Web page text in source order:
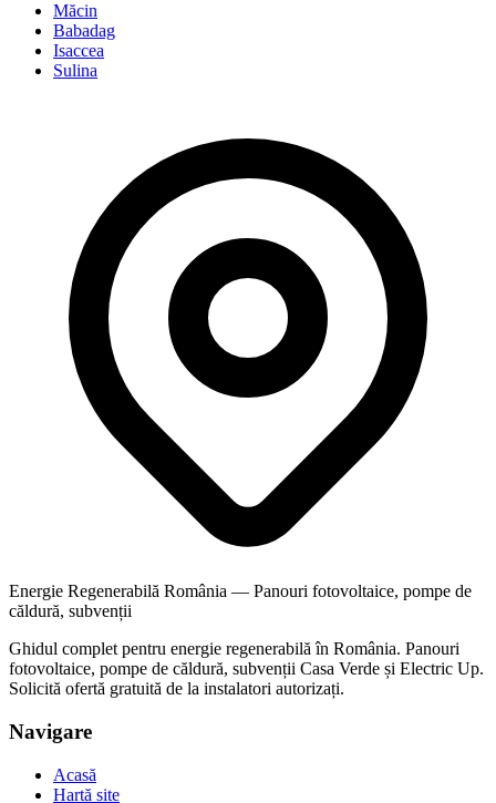
Măcin
Babadag
Isaccea
Sulina
Energie Regenerabilă România — Panouri fotovoltaice, pompe de
căldură, subvenții
Ghidul complet pentru energie regenerabilă în România. Panouri
fotovoltaice, pompe de căldură, subvenții Casa Verde și Electric Up.
Solicită ofertă gratuită de la instalatori autorizați.
Navigare
Acasă
Hartă site